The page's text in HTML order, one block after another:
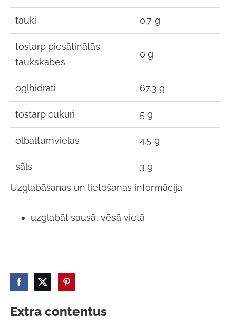
Extra contentus
tauki 0.7 g
tostarp piesātinātās
taukskābes
0 g
ogļhidrāti 67.3 g
tostarp cukuri 5 g
olbaltumvielas 4.5 g
sāls
3 g
Uzglabāšanas un lietošanas informācija
uzglabāt sausā, vēsā vietā